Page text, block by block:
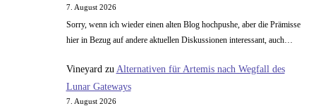
7. August 2026
Sorry, wenn ich wieder einen alten Blog hochpushe, aber die Prämisse
hier in Bezug auf andere aktuellen Diskussionen interessant, auch…
Vineyard zu Alternativen für Artemis nach Wegfall des
Lunar Gateways
7. August 2026